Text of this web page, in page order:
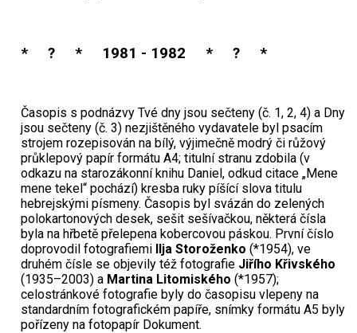
* ? * 1981 - 1982 * ? *
Časopis s podnázvy Tvé dny jsou sečteny (č. 1, 2, 4) a Dny
jsou sečteny (č. 3) nezjištěného vydavatele byl psacím
strojem rozepisován na bílý, výjimečně modrý či růžový
průklepový papír formátu A4; titulní stranu zdobila (v
odkazu na starozákonní knihu Daniel, odkud citace „Mene
mene tekel“ pochází) kresba ruky píšící slova titulu
hebrejskými písmeny. Časopis byl svázán do zelených
polokartonových desek, sešit sešívačkou, některá čísla
byla na hřbetě přelepena kobercovou páskou. První číslo
doprovodil fotografiemi Ilja Storoženko (*1954), ve
druhém čísle se objevily též fotografie Jiřího Křivského
(1935–2003) a Martina Litomiského (*1957);
celostránkové fotografie byly do časopisu vlepeny na
standardním fotografickém papíře, snímky formátu A5 byly
pořízeny na fotopapír Dokument.